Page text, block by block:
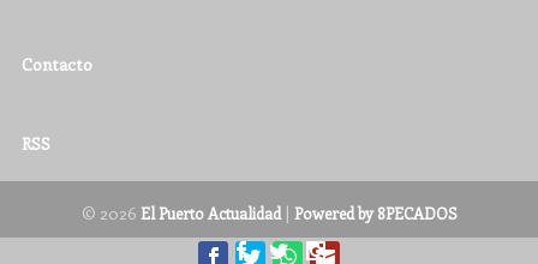
Contacto
RSS
© 2026 El Puerto Actualidad| Powered by 8PECADOS